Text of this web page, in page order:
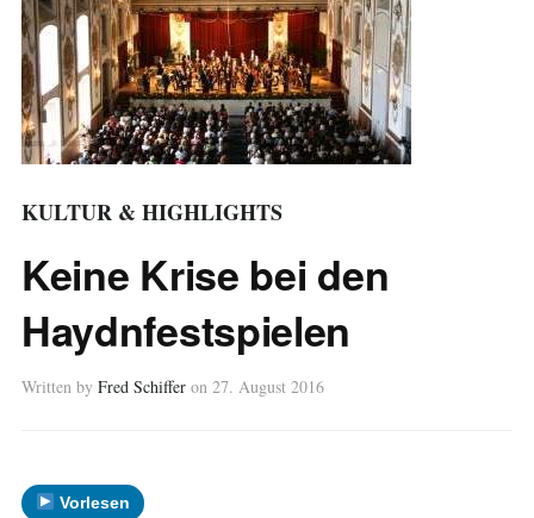
KULTUR & HIGHLIGHTS
Keine Krise bei den
Haydnfestspielen
Written by Fred Schiffer on 27. August 2016
Vorlesen